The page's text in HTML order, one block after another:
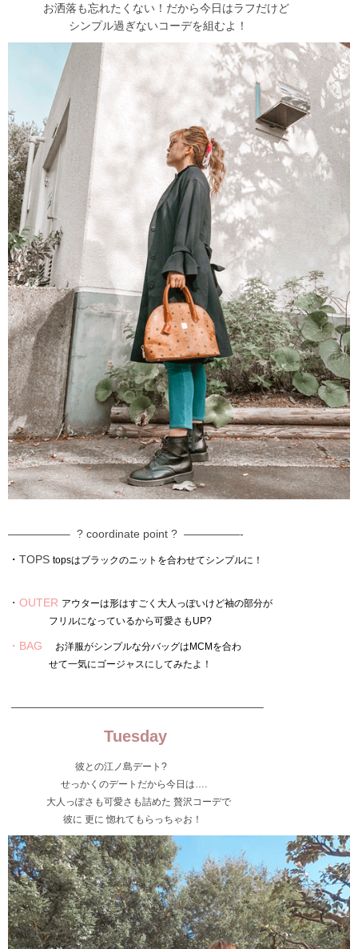
お洒落も忘れたくない！だから今日はラフだけど
シンプル過ぎないコーデを組むよ！
—————– ? coordinate point ? —————-
・ TOPS topsはブラックのニットを合わせてシンプルに！
・ OUTER アウターは形はすごく大人っぽいけど袖の部分が
フリルになっているから可愛さもUP?
・BAG
お洋服がシンプルな分バッグはMCMを合わ
せて一気にゴージャスにしてみたよ！
——————————————————————–
Tuesday
彼との江ノ島デート?
せっかくのデートだから今日は….
大人っぽさも可愛さも詰めた 贅沢コーデで
彼に 更に 惚れてもらっちゃお！